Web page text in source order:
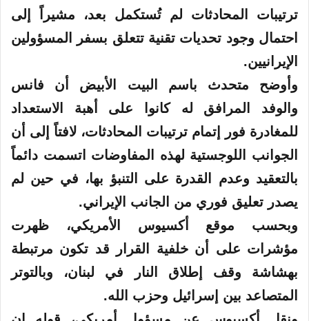
ترتيبات المحادثات لم تُستكمل بعد، مشيراً إلى
احتمال وجود تحديات تقنية تتعلق بسفر المسؤولين
الإيرانيين.
وأوضح متحدث باسم البيت الأبيض أن فانس
والوفد المرافق له كانوا على أهبة الاستعداد
للمغادرة فور إتمام ترتيبات المحادثات، لافتاً إلى أن
الجوانب اللوجستية لهذه المفاوضات اتسمت دائماً
بالتعقيد وعدم القدرة على التنبؤ بها، في حين لم
يصدر تعليق فوري من الجانب الإيراني.
وبحسب موقع أكسيوس الأمريكي، ظهرت
مؤشرات على أن خلفية القرار قد تكون مرتبطة
بهشاشة وقف إطلاق النار في لبنان، وبالتوتر
المتصاعد بين إسرائيل وحزب الله.